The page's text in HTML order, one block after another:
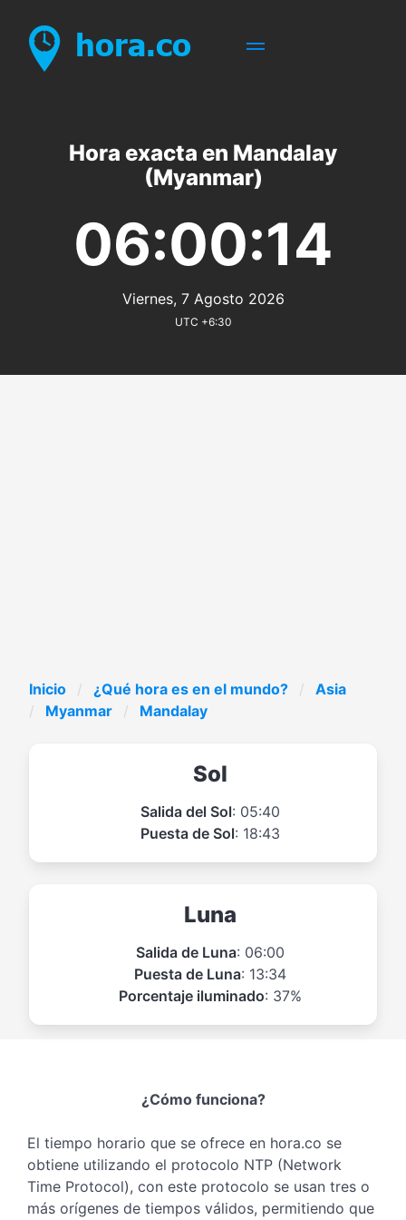
Hora exacta en Mandalay
(Myanmar)
06:00:14
Viernes, 7 Agosto 2026
UTC +6:30
Inicio ¿Qué hora es en el mundo?
Asia
Myanmar
Mandalay
Sol
Salida del Sol: 05:40
Puesta de Sol: 18:43
Luna
Salida de Luna: 06:00
Puesta de Luna: 13:34
Porcentaje iluminado: 37%
¿Cómo funciona?
El tiempo horario que se ofrece en hora.co se
obtiene utilizando el protocolo NTP (Network
Time Protocol), con este protocolo se usan tres o
más orígenes de tiempos válidos, permitiendo que